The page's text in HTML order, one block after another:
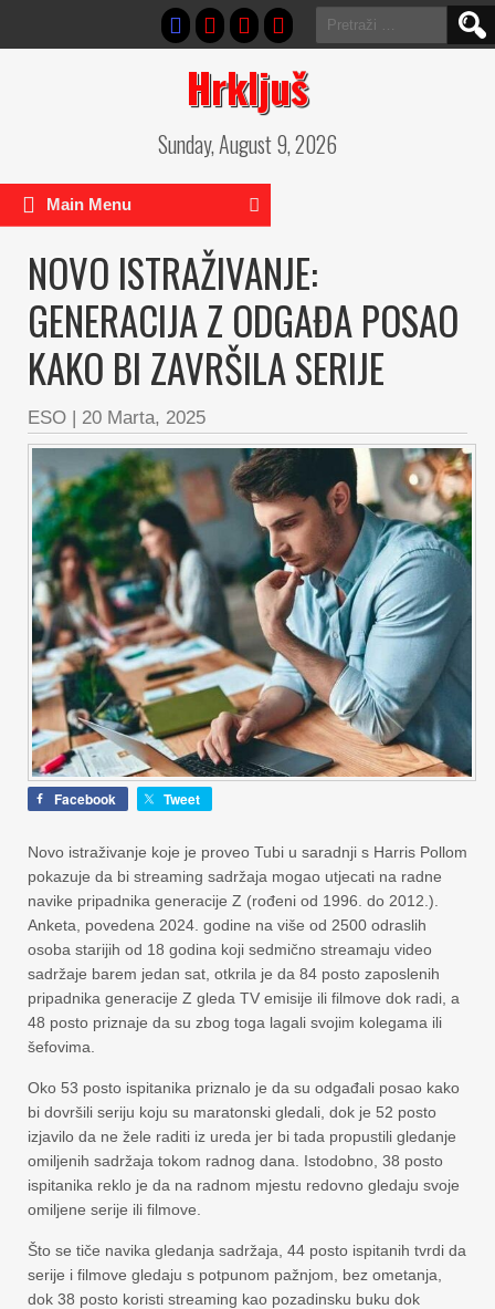
Pretraga:
Hrkljuš
Sunday, August 9, 2026
Main Menu
NOVO ISTRAŽIVANJE:
GENERACIJA Z ODGAĐA POSAO
KAKO BI ZAVRŠILA SERIJE
ESO | 20 Marta, 2025
Facebook Tweet
Novo istraživanje koje je proveo Tubi u saradnji s Harris Pollom
pokazuje da bi streaming sadržaja mogao utjecati na radne
navike pripadnika generacije Z (rođeni od 1996. do 2012.).
Anketa, povedena 2024. godine na više od 2500 odraslih
osoba starijih od 18 godina koji sedmično streamaju video
sadržaje barem jedan sat, otkrila je da 84 posto zaposlenih
pripadnika generacije Z gleda TV emisije ili filmove dok radi, a
48 posto priznaje da su zbog toga lagali svojim kolegama ili
šefovima.
Oko 53 posto ispitanika priznalo je da su odgađali posao kako
bi dovršili seriju koju su maratonski gledali, dok je 52 posto
izjavilo da ne žele raditi iz ureda jer bi tada propustili gledanje
omiljenih sadržaja tokom radnog dana. Istodobno, 38 posto
ispitanika reklo je da na radnom mjestu redovno gledaju svoje
omiljene serije ili filmove.
Što se tiče navika gledanja sadržaja, 44 posto ispitanih tvrdi da
serije i filmove gledaju s potpunom pažnjom, bez ometanja,
dok 38 posto koristi streaming kao pozadinsku buku dok